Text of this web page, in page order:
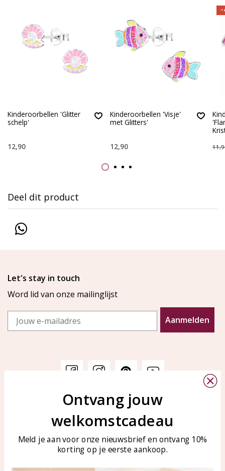
Kinderoorbellen 'Glitter
schelp'
12,90
Kinderoorbellen 'Visje'
met Glitters'
12,90
-
Deel dit product
Let's stay in touch
Word lid van onze mailinglijst
Email
Aanmelden
Veelgestelde vragen
Sieraden onderhouden
KAYA Sieraden
Bellen of WhatsApp Ma-Vr
tussen 09:00-17:00
Tel: 0850003187
WhatsApp: 0850003187
Ontvang jouw
welkomstcadeau
Meld je aan voor onze nieuwsbrief en ontvang 10%
korting op je eerste aankoop.